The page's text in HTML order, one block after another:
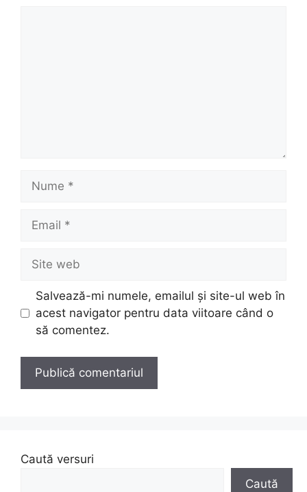
Nume
Email
Site
web
Salvează-mi numele, emailul și site-ul web în
acest navigator pentru data viitoare când o
să comentez.
Caută versuri
Caută